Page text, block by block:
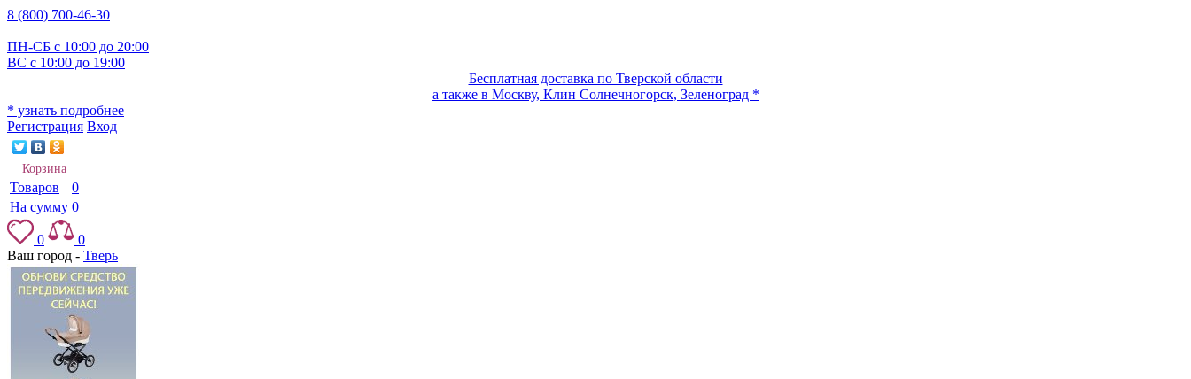
8 (800) 700-46-30
ПН-СБ с 10:00 до 20:00
ВС с 10:00 до 19:00
Бесплатная доставка по Тверской области
а также в Москву, Клин Солнечногорск, Зеленоград *
* узнать подробнее
Регистрация Вход
Корзина
Товаров
0
На сумму 0
0
0
Ваш город - Тверь